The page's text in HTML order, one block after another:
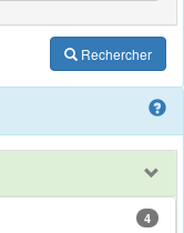
Rechercher
4